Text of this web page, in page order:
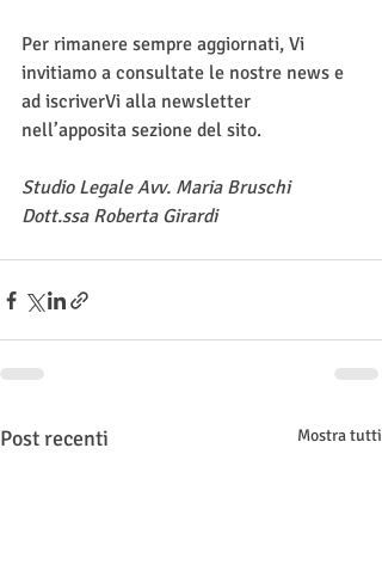
Per rimanere sempre aggiornati, Vi
invitiamo a consultate le nostre news e
ad iscriverVi alla newsletter
nell’apposita sezione del sito.
Studio Legale Avv. Maria Bruschi
Dott.ssa Roberta Girardi
Post recenti Mostra tutti